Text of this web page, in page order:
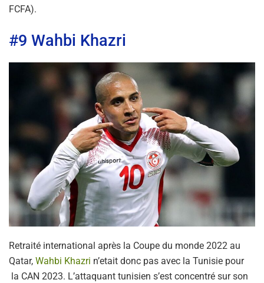
FCFA).
#9 Wahbi Khazri
Retraité international après la Coupe du monde 2022 au
Qatar, Wahbi Khazri n’etait donc pas avec la Tunisie pour
la CAN 2023. L’attaquant tunisien s’est concentré sur son